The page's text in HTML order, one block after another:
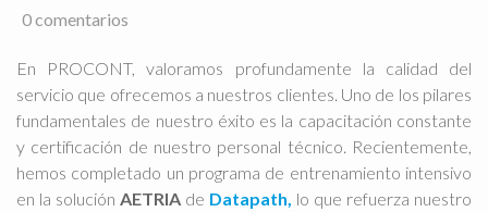
0 comentarios
En PROCONT, valoramos profundamente la calidad del
servicio que ofrecemos a nuestros clientes. Uno de los pilares
fundamentales de nuestro éxito es la capacitación constante
y certificación de nuestro personal técnico. Recientemente,
hemos completado un programa de entrenamiento intensivo
en la solución AETRIA de Datapath lo que refuerza nuestro